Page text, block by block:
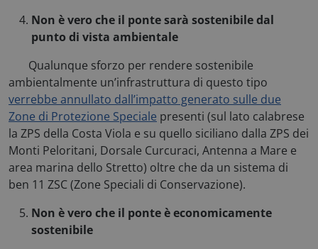
Non è vero che il ponte sarà sostenibile dal
punto di vista ambientale
Qualunque sforzo per rendere sostenibile
ambientalmente un’infrastruttura di questo tipo
verrebbe annullato dall’impatto generato sulle due
Zone di Protezione Speciale presenti (sul lato calabrese
la ZPS della Costa Viola e su quello siciliano dalla ZPS dei
Monti Peloritani, Dorsale Curcuraci, Antenna a Mare e
area marina dello Stretto) oltre che da un sistema di
ben 11 ZSC (Zone Speciali di Conservazione).
Non è vero che il ponte è economicamente
sostenibile